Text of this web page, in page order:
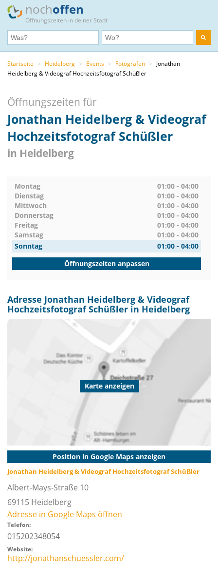
nochoffen
Öffnungszeiten in deiner Stadt
Startseite > Heidelberg > Events > Fotografen > Jonathan
Heidelberg & Videograf Hochzeitsfotograf Schüßler
Öffnungszeiten für
Jonathan Heidelberg & Videograf
Hochzeitsfotograf Schüßler
in Heidelberg
Montag
01:00 - 04:00
Dienstag
01:00 - 04:00
Mittwoch
01:00 - 04:00
Donnerstag
01:00 - 04:00
Freitag
01:00 - 04:00
Samstag
01:00 - 04:00
Sonntag
01:00 - 04:00
Öffnungszeiten anpassen
Adresse Jonathan Heidelberg & Videograf
Hochzeitsfotograf Schüßler in Heidelberg
Karte anzeigen
Position in Google Maps anzeigen
Jonathan Heidelberg & Videograf Hochzeitsfotograf Schüßler
Albert-Mays-Straße 10
69115 Heidelberg
Adresse in Google Maps öffnen
Telefon:
015202348054
Website:
http://jonathanschuessler.com/